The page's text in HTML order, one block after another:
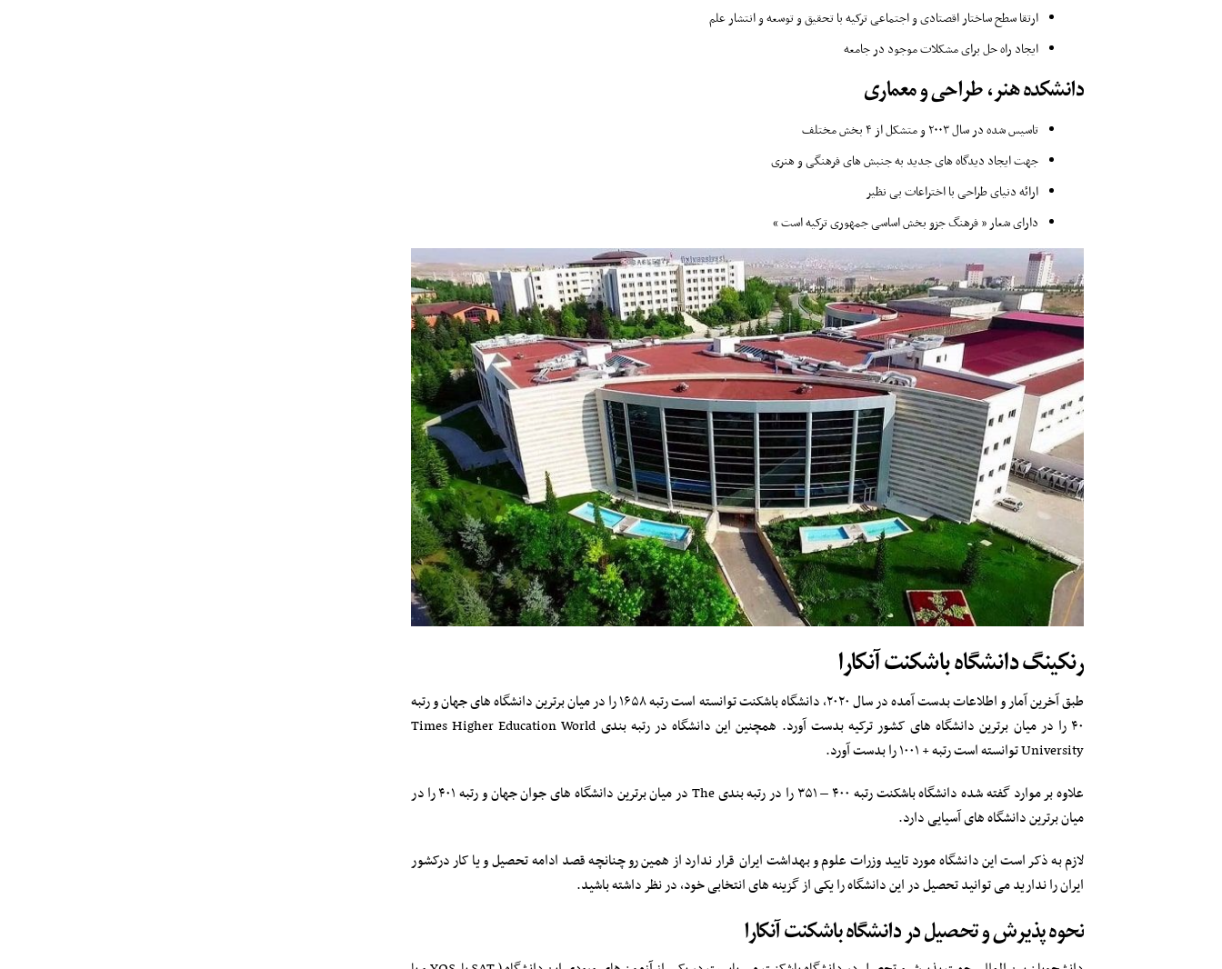
ارتقا سطح ساختار اقصتادی و اجتماعی ترکیه با تحقیق و توسعه و انتشار علم
ایجاد راه حل برای مشکلات موجود در جامعه
دانشکده هنر، طراحی و معماری
تاسیس شده در سال ۲۰۰۳ و متشکل از ۴ بخش مختلف
جهت ایجاد دیدگاه های جدید به جنبش های فرهنگی و هنری
ارائه دنیای طراحی با اختراعات بی نظیر
دارای شعار ” فرهنگ جزو بخش اساسی جمهوری ترکیه است “
رنکینگ دانشگاه باشکنت آنکارا
طبق آخرین آمار و اطلاعات بدست آمده در سال ۲۰۲۰، دانشگاه باشکنت توانسته است رتبه ۱۶۵۸ را در میان برترین دانشگاه های جهان و رتبه
۴۰ را در میان برترین دانشگاه های کشور ترکیه بدست آورد. همچنین این دانشگاه در رتبه بندی Times Higher Education World
University توانسته است رتبه + ۱۰۰۱ را بدست آورد.
علاوه بر موارد گفته شده دانشگاه باشکنت رتبه ۴۰۰ – ۳۵۱ را در رتبه بندی The در میان برترین دانشگاه های جوان جهان و رتبه ۴۰۱ را در
میان برترین دانشگاه های آسیایی دارد.
لازم به ذکر است این دانشگاه مورد تایید وزرات علوم و بهداشت ایران قرار ندارد از همین رو چنانچه قصد ادامه تحصیل و یا کار درکشور
ایران را ندارید می توانید تحصیل در این دانشگاه را یکی از گزینه های انتخابی خود، در نظر داشته باشید.
نحوه پذیرش و تحصیل در دانشگاه باشکنت آنکارا